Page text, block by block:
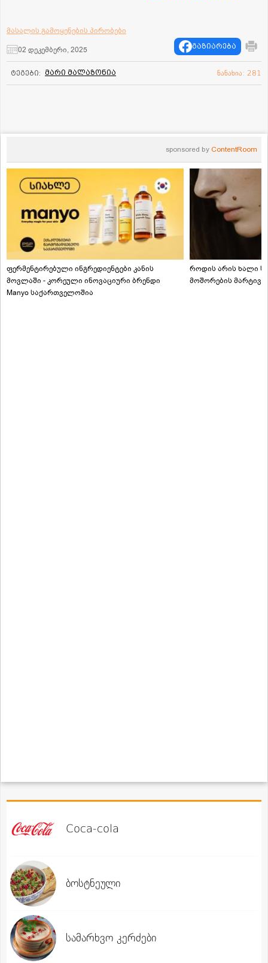
მასალის გამოყენების პირობები
02 დეკემბერი, 2025
გაზიარება
ტეგები: მარი მალაზონია ნანახია: 281
sponsored by ContentRoom
ფერმენტირებული ინგრედიენტები კანის
მოვლაში - კორეული ინოვაციური ბრენდი
Manyo საქართველოშია
როდის არის ხალი
მოშორების
Coca-cola
ბოსტნეული
სამარხვო კერძები